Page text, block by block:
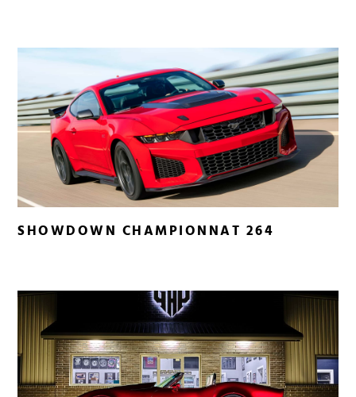
SHOWDOWN CHAMPIONNAT 264